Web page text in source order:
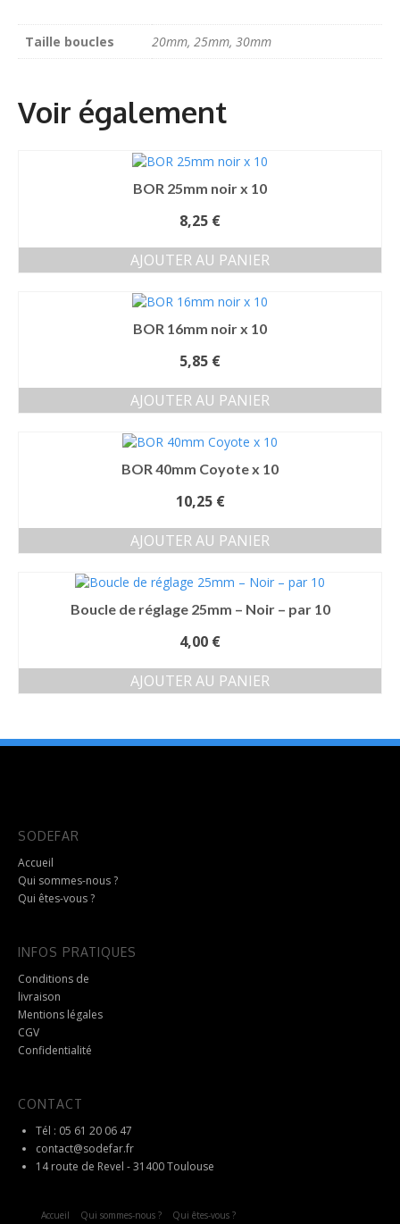
Taille boucles 20mm, 25mm, 30mm
BOR 25mm noir x 10
8,25 €
AJOUTER AU PANIER
BOR 16mm noir x 10
5,85 €
AJOUTER AU PANIER
BOR 40mm Coyote x 10
10,25 €
AJOUTER AU PANIER
Boucle de réglage 25mm – Noir – par 10
4,00 €
AJOUTER AU PANIER
SODEFAR
Accueil
Qui sommes-nous ?
Qui êtes-vous ?
INFOS PRATIQUES
Conditions de
livraison
Mentions légales
CGV
Confidentialité
CONTACT
Tél : 05 61 20 06 47
contact@sodefar.fr
14 route de Revel - 31400 Toulouse
Accueil Qui sommes-nous ? Qui êtes-vous ?